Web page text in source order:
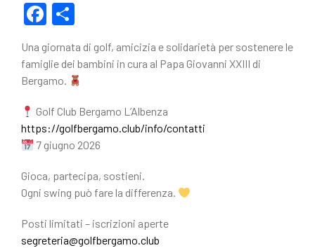
F
a
c
e
b
o
o
k
n
di
vi
di
Una giornata di golf, amicizia e solidarietà per sostenere le
famiglie dei bambini in cura al Papa Giovanni XXIII di
Bergamo.
Golf Club Bergamo L’Albenza
https://golfbergamo.club/info/contatti
7 giugno 2026
Gioca, partecipa, sostieni.
Ogni swing può fare la differenza.
Posti limitati – iscrizioni aperte
segreteria@golfbergamo.club